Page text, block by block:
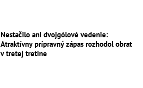
Nestačilo ani dvojgólové vedenie:
Atraktívny prípravný zápas rozhodol obrat
v tretej tretine